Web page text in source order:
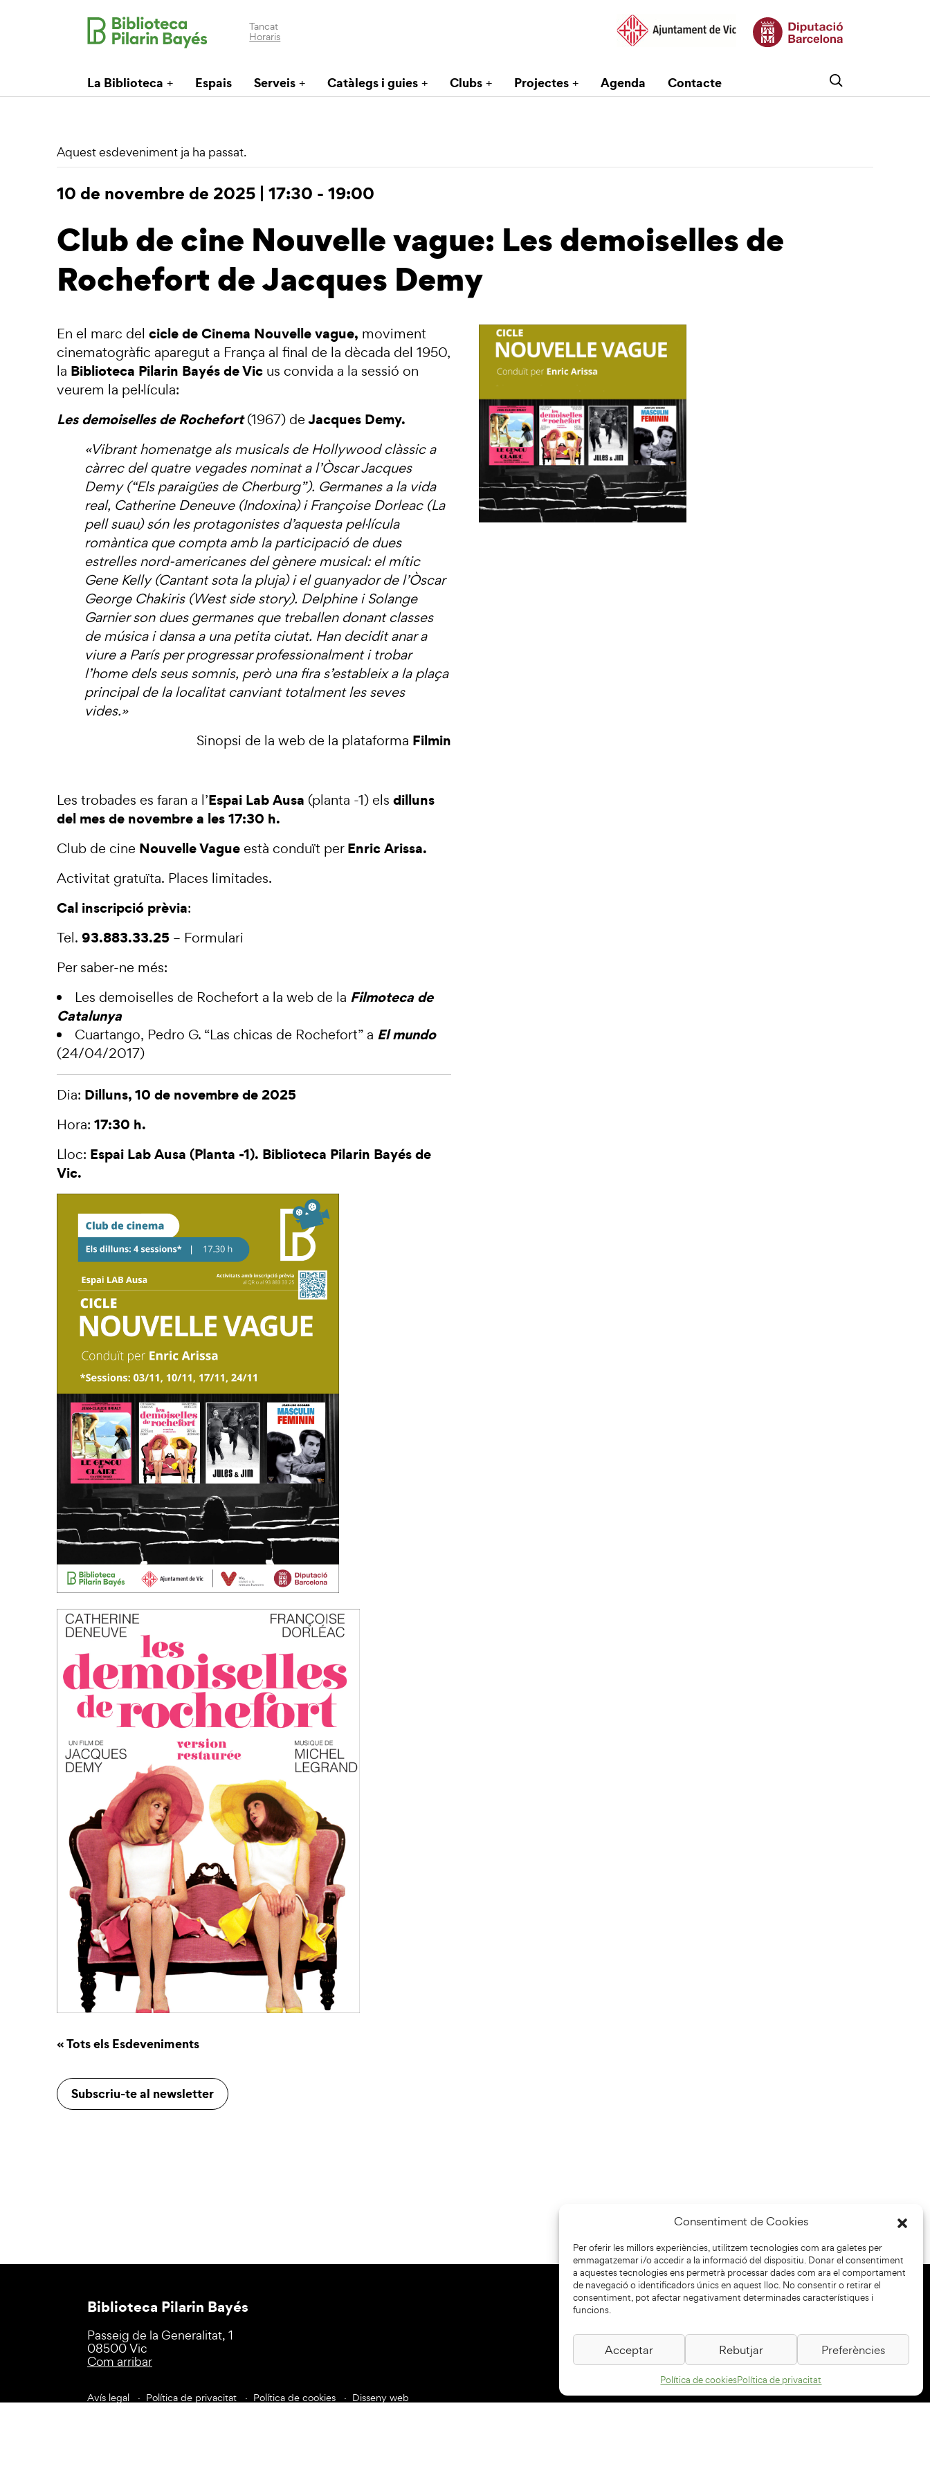
Consentiment de Cookies
Per oferir les millors experiències, utilitzem tecnologies com ara galetes per
emmagatzemar i/o accedir a la informació del dispositiu. Donar el consentiment
a aquestes tecnologies ens permetrà processar dades com ara el comportament
de navegació o identificadors únics en aquest lloc. No consentir o retirar el
consentiment, pot afectar negativament determinades característiques i
funcions.
Acceptar Rebutjar Preferències
Política de cookiesPolítica de privacitat
Tancat
Horaris
La Biblioteca Espais Serveis Catàlegs i guies Clubs Projectes Agenda Contacte
Aquest esdeveniment ja ha passat.
10 de novembre de 2025 | 17:30 - 19:00
Club de cine Nouvelle vague: Les demoiselles de
Rochefort de Jacques Demy
En el marc del cicle de Cinema Nouvelle vague, moviment
cinematogràfic aparegut a França al final de la dècada del 1950,
la Biblioteca Pilarin Bayés de Vic us convida a la sessió on
veurem la pel·lícula:
Les demoiselles de Rochefort(1967) deJacques Demy.
«Vibrant homenatge als musicals de Hollywood clàssic a
càrrec del quatre vegades nominat a l’Òscar Jacques
Demy (“Els paraigües de Cherburg”). Germanes a la vida
real, Catherine Deneuve (Indoxina) i Françoise Dorleac (La
pell suau) són les protagonistes d’aquesta pel·lícula
romàntica que compta amb la participació de dues
estrelles nord-americanes del gènere musical: el mític
Gene Kelly (Cantant sota la pluja) i el guanyador de l’Òscar
George Chakiris (West side story). Delphine i Solange
Garnier son dues germanes que treballen donant classes
de música i dansa a una petita ciutat. Han decidit anar a
viure a París per progressar professionalment i trobar
l’home dels seus somnis, però una fira s’estableix a la plaça
principal de la localitat canviant totalment les seves
vides.»
Sinopsi de la web de la plataforma Filmin
Les trobades es faran a l’Espai Lab Ausa (planta -1) els dilluns
del mes de novembre a les 17:30 h.
Club de cine Nouvelle Vagueestà conduït perEnric Arissa.
Activitat gratuïta. Places limitades.
Cal inscripció prèvia:
Tel. 93.883.33.25 – Formulari
Per saber-ne més:
Les demoiselles de Rochefort a la web de la Filmoteca de
Catalunya
Cuartango, Pedro G. “Las chicas de Rochefort” a El mundo
(24/04/2017)
Dia: Dilluns, 10 de novembre de 2025
Hora: 17:30 h.
Lloc: Espai Lab Ausa (Planta -1). Biblioteca Pilarin Bayés de
Vic.
« Tots els Esdeveniments
Subscriu-te al newsletter
Biblioteca Pilarin Bayés
Passeig de la Generalitat, 1
08500 Vic
Com arribar
Avís legal Política de privacitat Política de cookies Disseny web
Col·laboradors: